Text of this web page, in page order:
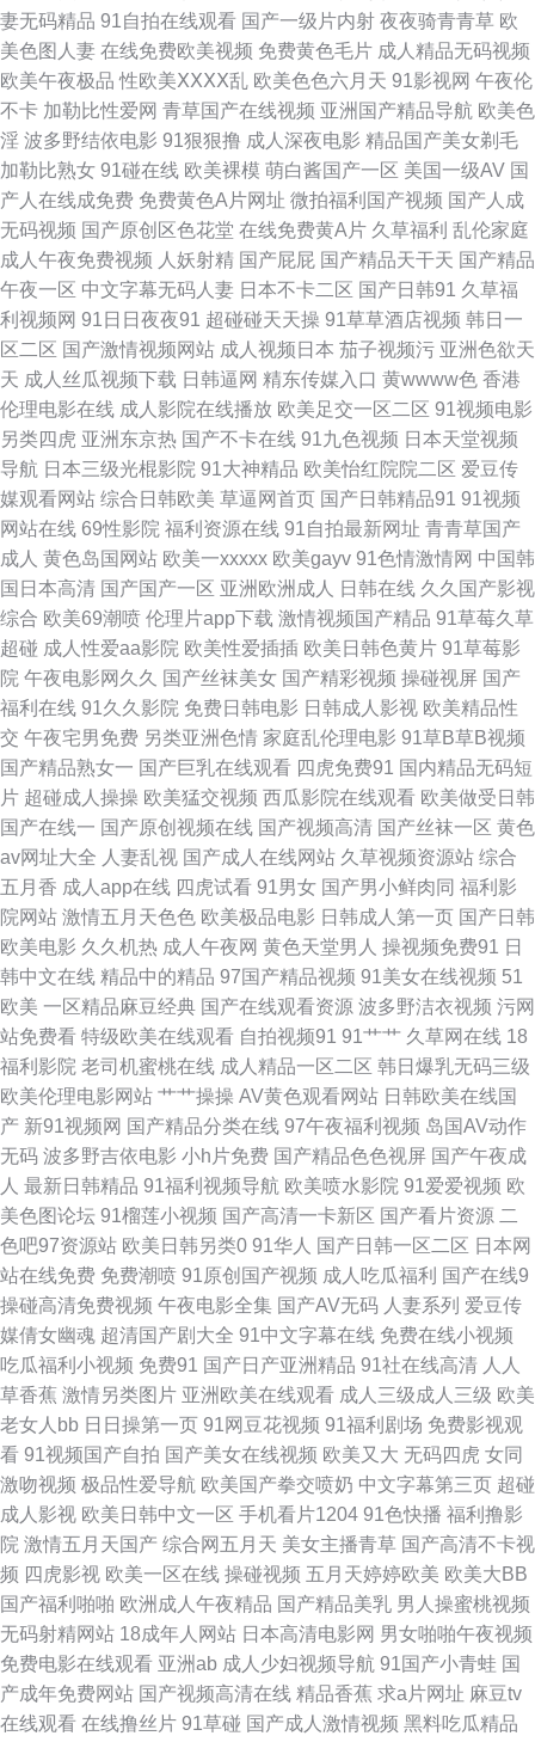
91黑丝无码 91在线永久免费观看网站 极品AV福利 婷婷综合网狼人 在线91
网止 91深夜福利视频 黑料AV网站在线观看 日韩欧美中文字 综合狠狠操 91
日韩无打码 第一福利成人AV导航 久草福利资源网 91精品国产一级毛 91网页
免费在线观看 自拍第一六页 91超碰大香蕉在线 色综合激情文学色 老司机精
品福利院 欧美AA 老湿AV 东京热伊人大香蕉 日韩综合 91青久久 成人女优在
线 久久亚洲精品波多 在线观看AV福利网 91网页免费 成人性爱午夜福利网
日韩四虎精品在线视频 91豆花成人社区在线 91资源每日在线 九区婷婷色色
导航 亚州色图综合 91色情综合在线 超碰四虎东方精品 免费久草网站 影音先
锋AV少妇资源 91丝足日韩在线 国产丝袜91 欧美性淫网 91福利主播 www91
看片 久久嫩草精品视频影院 五月美眉被操 91探花偷拍网址 国产成人一区二
欧美性爱原创第一页 影音先锋AⅤ偷拍电影 超碰在线9797人妻 麻豆成人综合
91岁成人观看的人性网站 人人爽爽91 人妻精品乱码av 91视频国产91视频直
播 成人视频在线91 色欲天天网久久 91传媒在线观看 97国产视频 精品国产
乱码久久婷婷 午夜剧场体验一分钟 91色情综合在线 岛国成人在线不卡 久久
五月天 中文字幕日韩精品专区 97超碰久草 国产精品一一一 欧美亚洲日韩国
产 91很很爱 俺去也网 久久精品久久 日韩视频第一页 影音先锋女人资源网
Www久草 久久精品久久 四虎影音 91传媒成人 www豆花社区 欧美日韩午夜
福利影院 91次员 俺去也欧洲综合 精品福利AV 亚洲午夜精品久久白云 91伊
人在线亚洲精品 丝袜玉足妈妈 91麻豆视频蜜桃 精品2025精品 色色精品影院
91变态 91宅福利 国产精品成人一 天堂18P 91网业链接 黄站在线观看91 无
码精品天堂福利区 91色蝌蚪真实 国产成人免费福利 女同免费网站ww 香蕉
视频av www本日黄色 九一岛国爱 91n免费 大香蕉伊人99 久久婷婷美女一区
四虎影院国产精品91 91黑丝国 AV免费大全 海角社区真实偷伦AV 影音先锋
色婷婷 超碰91在线成人电影 91精品影视区 国产传媒不卡 欧美国产久草在线
观看 人人艹艹逼日韩 在线99视频 91在线观看视频网站 欧美日韩激情另类小
说 91含羞草 导航福利91 老湿机午夜无码视频 先锋av成人电影 影音先锋五
月色 97在线视频免费观看 蜜桃在线成人视频 91黄色探花视频 国产久久总综
熟女视频91九色 91第一视频 福利社有码 免费黄网久9 性爱动图 91视频在线
观看视频 国产精品熟 伊人9草在线 传媒卡一卡二传媒 日韩123区 91大神尤
妻无码精品 91自拍在线观看 国产一级片内射 夜夜骑青青草 欧
美色图人妻 在线免费欧美视频 免费黄色毛片 成人精品无码视频
欧美午夜极品 性欧美ⅩⅩⅩⅩ乱 欧美色色六月天 91影视网 午夜伦
不卡 加勒比性爱网 青草国产在线视频 亚洲国产精品导航 欧美色
淫 波多野结依电影 91狠狠撸 成人深夜电影 精品国产美女剃毛
加勒比熟女 91碰在线 欧美裸模 萌白酱国产一区 美国一级AV 国
产人在线成免费 免费黄色A片网址 微拍福利国产视频 国产人成
无码视频 国产原创区色花堂 在线免费黄A片 久草福利 乱伦家庭
成人午夜免费视频 人妖射精 国产屁屁 国产精品天干天 国产精品
午夜一区 中文字幕无码人妻 日本不卡二区 国产日韩91 久草福
利视频网 91日日夜夜91 超碰碰天天操 91草草酒店视频 韩日一
区二区 国产激情视频网站 成人视频日本 茄子视频污 亚洲色欲天
天 成人丝瓜视频下载 日韩逼网 精东传媒入口 黄wwww色 香港
伦理电影在线 成人影院在线播放 欧美足交一区二区 91视频电影
另类四虎 亚洲东京热 国产不卡在线 91九色视频 日本天堂视频
导航 日本三级光棍影院 91大神精品 欧美怡红院院二区 爱豆传
媒观看网站 综合日韩欧美 草逼网首页 国产日韩精品91 91视频
网站在线 69性影院 福利资源在线 91自拍最新网址 青青草国产
成人 黄色岛国网站 欧美一xxxxx 欧美gayv 91色情激情网 中国韩
国日本高清 国产国产一区 亚洲欧洲成人 日韩在线 久久国产影视
综合 欧美69潮喷 伦理片app下载 激情视频国产精品 91草莓久草
超碰 成人性爱aa影院 欧美性爱插插 欧美日韩色黄片 91草莓影
院 午夜电影网久久 国产丝袜美女 国产精彩视频 操碰视屏 国产
福利在线 91久久影院 免费日韩电影 日韩成人影视 欧美精品性
交 午夜宅男免费 另类亚洲色情 家庭乱伦理电影 91草B草B视频
国产精品熟女一 国产巨乳在线观看 四虎免费91 国内精品无码短
片 超碰成人操操 欧美猛交视频 西瓜影院在线观看 欧美做受日韩
国产在线一 国产原创视频在线 国产视频高清 国产丝袜一区 黄色
av网址大全 人妻乱视 国产成人在线网站 久草视频资源站 综合
五月香 成人app在线 四虎试看 91男女 国产男小鲜肉同 福利影
院网站 激情五月天色色 欧美极品电影 日韩成人第一页 国产日韩
欧美电影 久久机热 成人午夜网 黄色天堂男人 操视频免费91 日
韩中文在线 精品中的精品 97国产精品视频 91美女在线视频 51
欧美 一区精品麻豆经典 国产在线观看资源 波多野洁衣视频 污网
站免费看 特级欧美在线观看 自拍视频91 91艹艹 久草网在线 18
福利影院 老司机蜜桃在线 成人精品一区二区 韩日爆乳无码三级
欧美伦理电影网站 艹艹操操 AV黄色观看网站 日韩欧美在线国
产 新91视频网 国产精品分类在线 97午夜福利视频 岛国AV动作
无码 波多野吉依电影 小h片免费 国产精品色色视屏 国产午夜成
人 最新日韩精品 91福利视频导航 欧美喷水影院 91爱爱视频 欧
美色图论坛 91榴莲小视频 国产高清一卡新区 国产看片资源 二
色吧97资源站 欧美日韩另类0 91华人 国产日韩一区二区 日本网
站在线免费 免费潮喷 91原创国产视频 成人吃瓜福利 国产在线9
操碰高清免费视频 午夜电影全集 国产AV无码 人妻系列 爱豆传
媒倩女幽魂 超清国产剧大全 91中文字幕在线 免费在线小视频
吃瓜福利小视频 免费91 国产日产亚洲精品 91社在线高清 人人
草香蕉 激情另类图片 亚洲欧美在线观看 成人三级成人三级 欧美
老女人bb 日日操第一页 91网豆花视频 91福利剧场 免费影视观
看 91视频国产自拍 国产美女在线视频 欧美又大 无码四虎 女同
激吻视频 极品性爱导航 欧美国产拳交喷奶 中文字幕第三页 超碰
成人影视 欧美日韩中文一区 手机看片1204 91色快播 福利撸影
院 激情五月天国产 综合网五月天 美女主播青草 国产高清不卡视
频 四虎影视 欧美一区在线 操碰视频 五月天婷婷欧美 欧美大BB
国产福利啪啪 欧洲成人午夜精品 国产精品美乳 男人操蜜桃视频
无码射精网站 18成年人网站 日本高清电影网 男女啪啪午夜视频
免费电影在线观看 亚洲ab 成人少妇视频导航 91国产小青蛙 国
产成年免费网站 国产视频高清在线 精品香蕉 求a片网址 麻豆tv
在线观看 在线撸丝片 91草碰 国产成人激情视频 黑料吃瓜精品